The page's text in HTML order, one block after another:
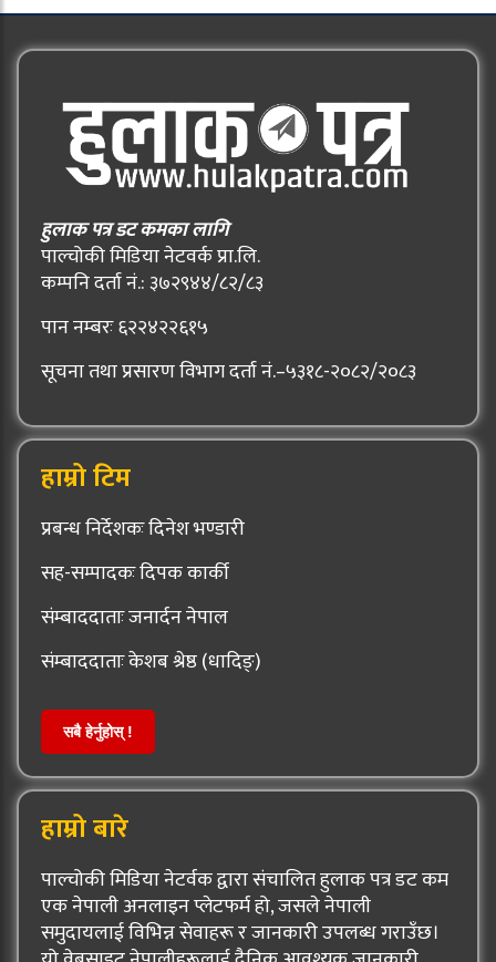
हुलाक पत्र डट कमका लागि
पाल्चोकी मिडिया नेटवर्क प्रा.लि.
कम्पनि दर्ता नं.: ३७२९४४/८२/८३
पान नम्बरः ६२२४२२६१५
सूचना तथा प्रसारण विभाग दर्ता नं.–५३१८-२०८२/२०८३
हाम्रो टिम
प्रबन्ध निर्देशकः दिनेश भण्डारी
सह-सम्पादकः दिपक कार्की
संम्बाददाताः जनार्दन नेपाल
संम्बाददाताः केशब श्रेष्ठ (धादिङ्)
सबै हेर्नुहोस् !
हाम्रो बारे
पाल्चोकी मिडिया नेटर्वक द्वारा संचालित हुलाक पत्र डट कम
एक नेपाली अनलाइन प्लेटफर्म हो, जसले नेपाली
समुदायलाई विभिन्न सेवाहरू र जानकारी उपलब्ध गराउँछ।